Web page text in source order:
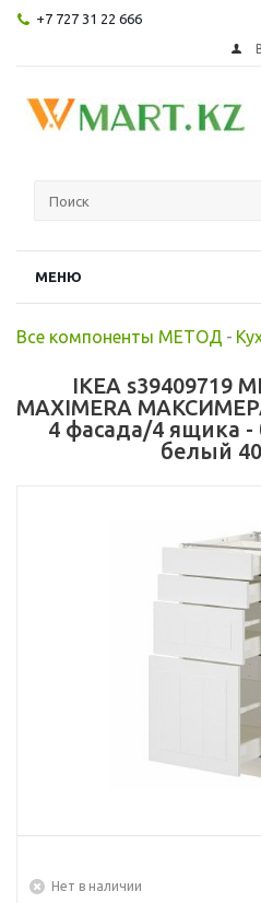
+7 727 31 22 666
МЕНЮ
Все компоненты МЕТОД -
IKEA s39409719
MAXIMERA
4 фасада/4 ящика
белый
Нет в наличии